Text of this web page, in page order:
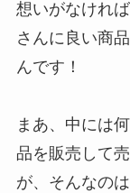
想いがなけれ
さんに良い商
んです！
まあ、中には
品を販売して
が、そんなの